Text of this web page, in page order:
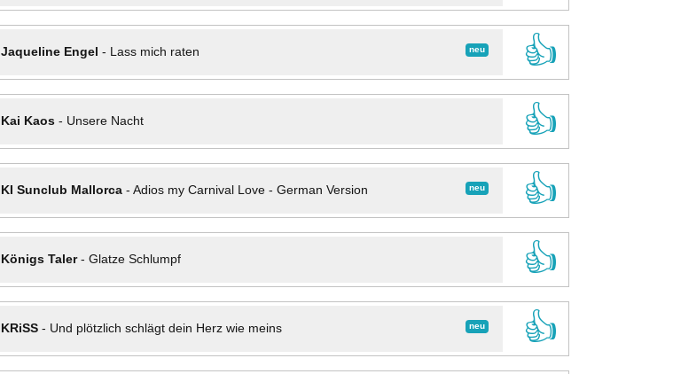
neu
Jaqueline Engel - Lass mich raten
👍
Kai Kaos- Unsere Nacht
👍
neu
KI Sunclub Mallorca- Adios my Carnival Love - German Version
👍
Königs Taler- Glatze Schlumpf
👍
neu
KRiSS- Und plötzlich schlägt dein Herz wie meins
👍